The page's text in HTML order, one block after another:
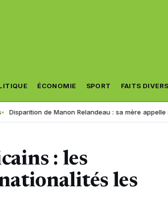
ÉCONOMIE SPORT FAITS DIVERS
de Manon Relandeau : sa mère appelle Macron à
: les
les